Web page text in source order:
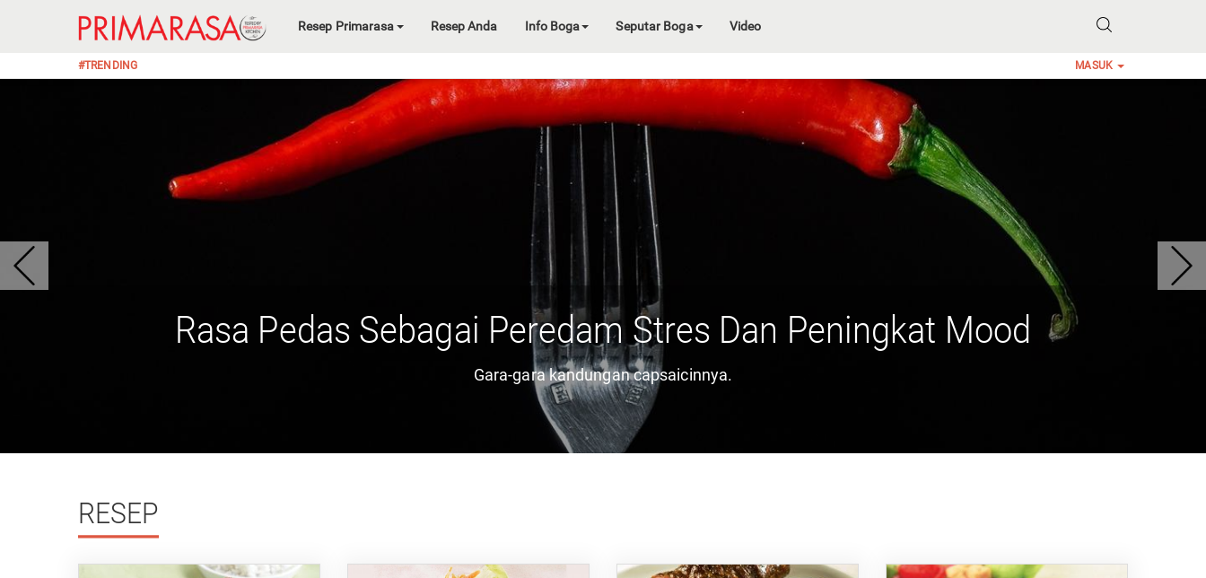
Resep Primarasa Resep Anda Info Boga Seputar Boga Video
#TRENDING MASUK
Rasa Pedas Sebagai Peredam Stres Dan Peningkat Mood
Gara-gara kandungan capsaicinnya.
RESEP